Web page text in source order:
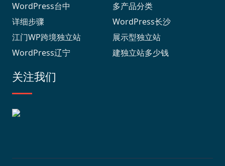
WordPress台中
多产品分类
详细步骤
WordPress长沙
江门WP跨境独立站
展示型独立站
WordPress辽宁
建独立站多少钱
关注我们